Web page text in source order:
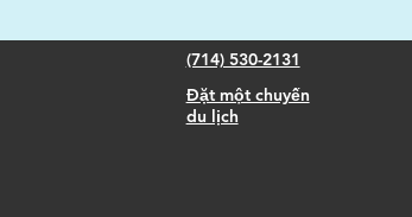
(714) 530-2131
Đặt một chuyến
du lịch